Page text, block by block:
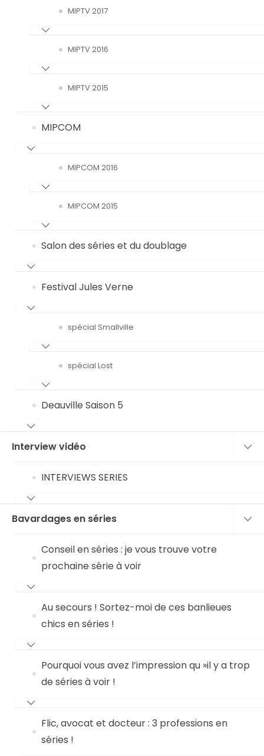
MIPTV 2017
MIPTV 2016
MIPTV 2015
MIPCOM
MIPCOM 2016
MIPCOM 2015
Salon des séries et du doublage
Festival Jules Verne
spécial Smallville
spécial Lost
Deauville Saison 5
Interview vidéo
INTERVIEWS SERIES
Bavardages en séries
Conseil en séries : je vous trouve votre
prochaine série à voir
Au secours ! Sortez-moi de ces banlieues
chics en séries !
Pourquoi vous avez l’impression qu »il y a trop
de séries à voir !
Flic, avocat et docteur : 3 professions en
séries !